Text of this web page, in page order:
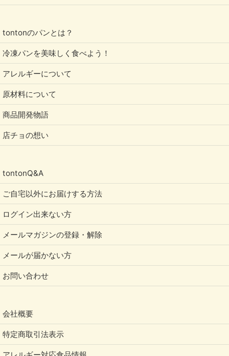
tontonのパンとは？
冷凍パンを美味しく食べよう！
アレルギーについて
原材料について
商品開発物語
店チョの想い
tontonQ&A
ご自宅以外にお届けする方法
ログイン出来ない方
メールマガジンの登録・解除
メールが届かない方
お問い合わせ
会社概要
特定商取引法表示